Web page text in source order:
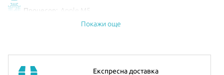
Процесор:
Apple M5
Видео карта: 10-core GPU
Цвят:
Покажи още
Експресна доставка